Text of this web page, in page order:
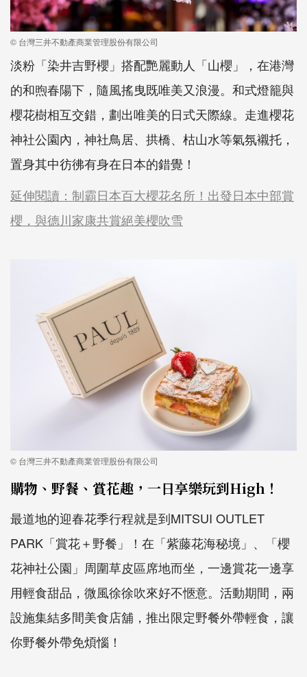
© 台灣三井不動產商業管理股份有限公司
淡粉「染井吉野櫻」搭配艷麗動人「山櫻」，在港灣
的和煦春陽下，隨風搖曳既唯美又浪漫。和式燈籠與
櫻花樹相互交錯，劃出唯美的日式天際線。走進櫻花
神社公園內，神社鳥居、拱橋、枯山水等氣氛襯托，
置身其中彷彿有身在日本的錯覺！
延伸閱讀：制霸日本百大櫻花名所！出發日本中部賞
櫻，與德川家康共賞絕美櫻吹雪
© 台灣三井不動產商業管理股份有限公司
購物、野餐、賞花趣，一日享樂玩到High！
最道地的迎春花季行程就是到MITSUI OUTLET
PARK「賞花＋野餐」！在「紫藤花海秘境」、「櫻
花神社公園」周圍草皮區席地而坐，一邊賞花一邊享
用輕食甜品，微風徐徐吹來好不愜意。活動期間，兩
設施集結多間美食店舖，推出限定野餐外帶輕食，讓
你野餐外帶免煩惱！